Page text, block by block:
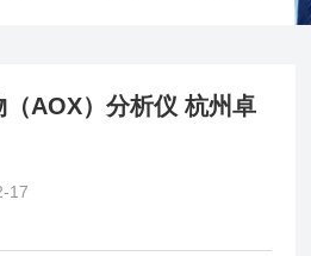
AOX）分析仪 杭州卓
17